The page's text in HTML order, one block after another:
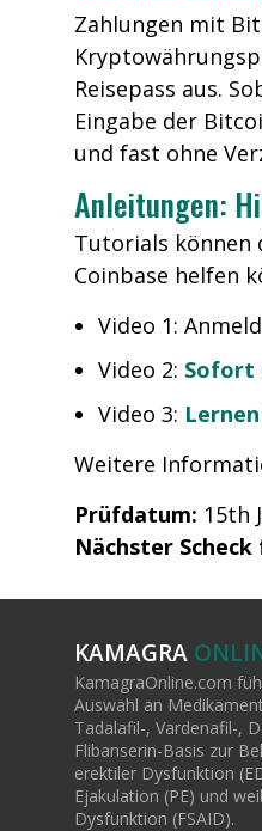
Zahlungen mit
Reisepass aus.
Eingabe der
und fast ohne
Anleitungen:
Tutorials können
Coinbase helfen
Video 1:
Video 2: Sofort
Video 3:
Weitere
Prüfdatum: 15th
Nächster
KAMAGRA
KamagraOnline.com
Auswahl an
Tadalafil-, Vardenafil-,
Flibanserin-Basis zur
erektiler Dysfunktion
Ejakulation (PE) und
Dysfunktion (FSAID).